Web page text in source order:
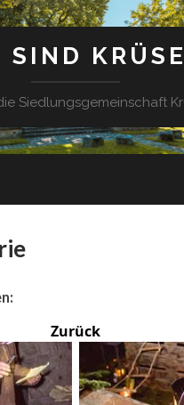
SIND
Siedlungsgemeinschaft
Zurück